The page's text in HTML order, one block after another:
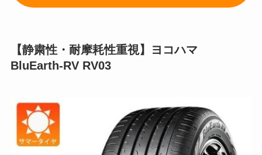
【静粛性・耐摩耗性重視】ヨコハマ
BluEarth-RV RV03